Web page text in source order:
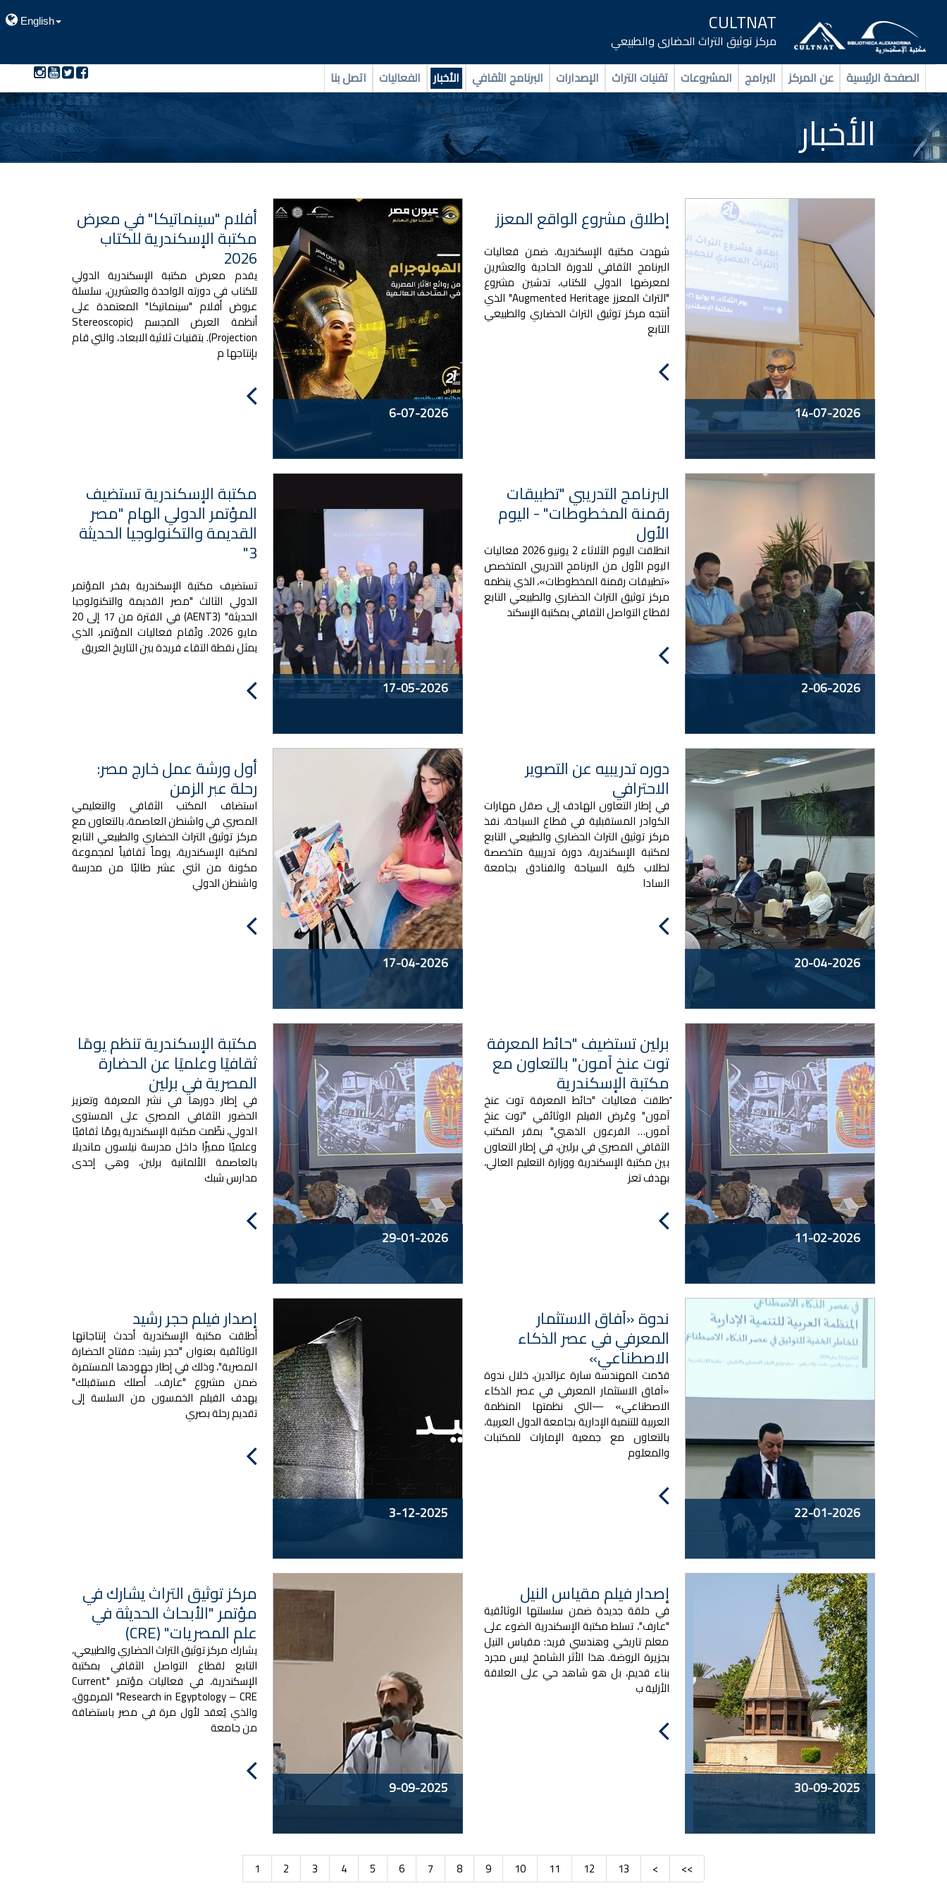
CULTNAT
مركز توثيق التراث الحضارى والطبيعي
English
الصفحة الرئيسية عن المركز البرامج المشروعات تقنيات التراث الإصدارات البرنامج الثقافي الأخبار الفعاليات اتصل بنا
الأخبار
14-07-2026
إطلاق مشروع الواقع المعزز
شهدت مكتبة الإسكندرية، ضمن فعاليات
البرنامج الثقافي للدورة الحادية والعشرين
لمعرضها الدولي للكتاب، تدشين مشروع
"التراث المعزز Augmented Heritage" الذي
أنتجه مركز توثيق التراث الحضاري والطبيعي
التابع
6-07-2026
أفلام "سينماتيكا" في معرض
مكتبة الإسكندرية للكتاب
2026
يقدم معرض مكتبة الإسكندرية الدولي
للكتاب في دورته الواحدة والعشرين، سلسلة
عروض أفلام "سينماتيكا" المعتمدة على
أنظمة العرض المجسم (Stereoscopic
Projection). بتقنيات ثلاثية الابعاد، والتي قام
بإنتاجها م
2-06-2026
البرنامج التدريبي "تطبيقات
رقمنة المخطوطات" - اليوم
الأول
انطلقت اليوم الثلاثاء 2 يونيو 2026 فعاليات
اليوم الأول من البرنامج التدريبي المتخصص
«تطبيقات رقمنة المخطوطات»، الذي ينظمه
مركز توثيق التراث الحضاري والطبيعي التابع
لقطاع التواصل الثقافي بمكتبة الإسكند
17-05-2026
مكتبة الإسكندرية تستضيف
المؤتمر الدولي الهام "مصر
القديمة والتكنولوجيا الحديثة
3"
تستضيف مكتبة الإسكندرية بفخر المؤتمر
الدولي الثالث "مصر القديمة والتكنولوجيا
الحديثة" (AENT3) في الفترة من 17 إلى 20
مايو 2026. وتُقام فعاليات المؤتمر، الذي
يمثل نقطة التقاء فريدة بين التاريخ العريق
20-04-2026
دوره تدريبيه عن التصوير
الاحترافي
في إطار التعاون الهادف إلى صقل مهارات
الكوادر المستقبلية في قطاع السياحة، نفذ
مركز توثيق التراث الحضاري والطبيعي التابع
لمكتبة الإسكندرية، دورة تدريبية متخصصة
لطلاب كلية السياحة والفنادق بجامعة
السادا
17-04-2026
أول ورشة عمل خارج مصر:
رحلة عبر الزمن
استضاف المكتب الثقافي والتعليمي
المصري في واشنطن العاصمة، بالتعاون مع
مركز توثيق التراث الحضاري والطبيعي التابع
لمكتبة الإسكندرية، يوماً ثقافياً لمجموعة
مكونة من اثني عشر طالبًا من مدرسة
واشنطن الدولي
11-02-2026
برلين تستضيف "حائط المعرفة
توت عنخ آمون" بالتعاون مع
مكتبة الإسكندرية
ُطلقت فعاليات "حائط المعرفة توت عنخ
آمون" وعُرض الفيلم الوثائقي "توت عنخ
آمون… الفرعون الذهبي" بمقر المكتب
الثقافي المصري في برلين، في إطار التعاون
بين مكتبة الإسكندرية ووزارة التعليم العالي،
بهدف تعز
29-01-2026
مكتبة الإسكندرية تنظم يومًا
ثقافيًا وعلميًا عن الحضارة
المصرية في برلين
في إطار دورها في نشر المعرفة وتعزيز
الحضور الثقافي المصري على المستوى
الدولي، نظّمت مكتبة الإسكندرية يومًا ثقافيًا
وعلميًا مميزًا داخل مدرسة نيلسون مانديلا
بالعاصمة الألمانية برلين، وهي إحدى
مدارس شبك
22-01-2026
ندوة «آفاق الاستثمار
المعرفي في عصر الذكاء
الاصطناعي»
قدّمت المهندسة سارة عزالدين، خلال ندوة
«آفاق الاستثمار المعرفي في عصر الذكاء
الاصطناعي» —التي نظمتها المنظمة
العربية للتنمية الإدارية بجامعة الدول العربية،
بالتعاون مع جمعية الإمارات للمكتبات
والمعلوم
3-12-2025
إصدار فيلم حجر رشيد
أطلقت مكتبة الإسكندرية أحدث إنتاجاتها
الوثائقية بعنوان "حجر رشيد: مفتاح الحضارة
المصرية"، وذلك في إطار جهودها المستمرة
ضمن مشروع "عارف.. أصلك مستقبلك"
يهدف الفيلم الخمسون من السلسة إلى
تقديم رحلة بصري
30-09-2025
إصدار فيلم مقياس النيل
في حلقة جديدة ضمن سلسلتها الوثائقية
"عارف"، تسلط مكتبة الإسكندرية الضوء على
معلم تاريخي وهندسي فريد: مقياس النيل
بجزيرة الروضة. هذا الأثر الشامخ ليس مجرد
بناء قديم، بل هو شاهد حي على العلاقة
الأزلية ب
9-09-2025
مركز توثيق التراث يشارك في
مؤتمر "الأبحاث الحديثة في
علم المصريات" (CRE)
يشارك مركز توثيق التراث الحضاري والطبيعي،
التابع لقطاع التواصل الثقافي بمكتبة
الإسكندرية، في فعاليات مؤتمر "Current
Research in Egyptology – CRE" المرموق،
والذي يُعقد لأول مرة في مصر باستضافة
من جامعة
1 2 3 4 5 6 7 8 9 10 11 12 13 > >>